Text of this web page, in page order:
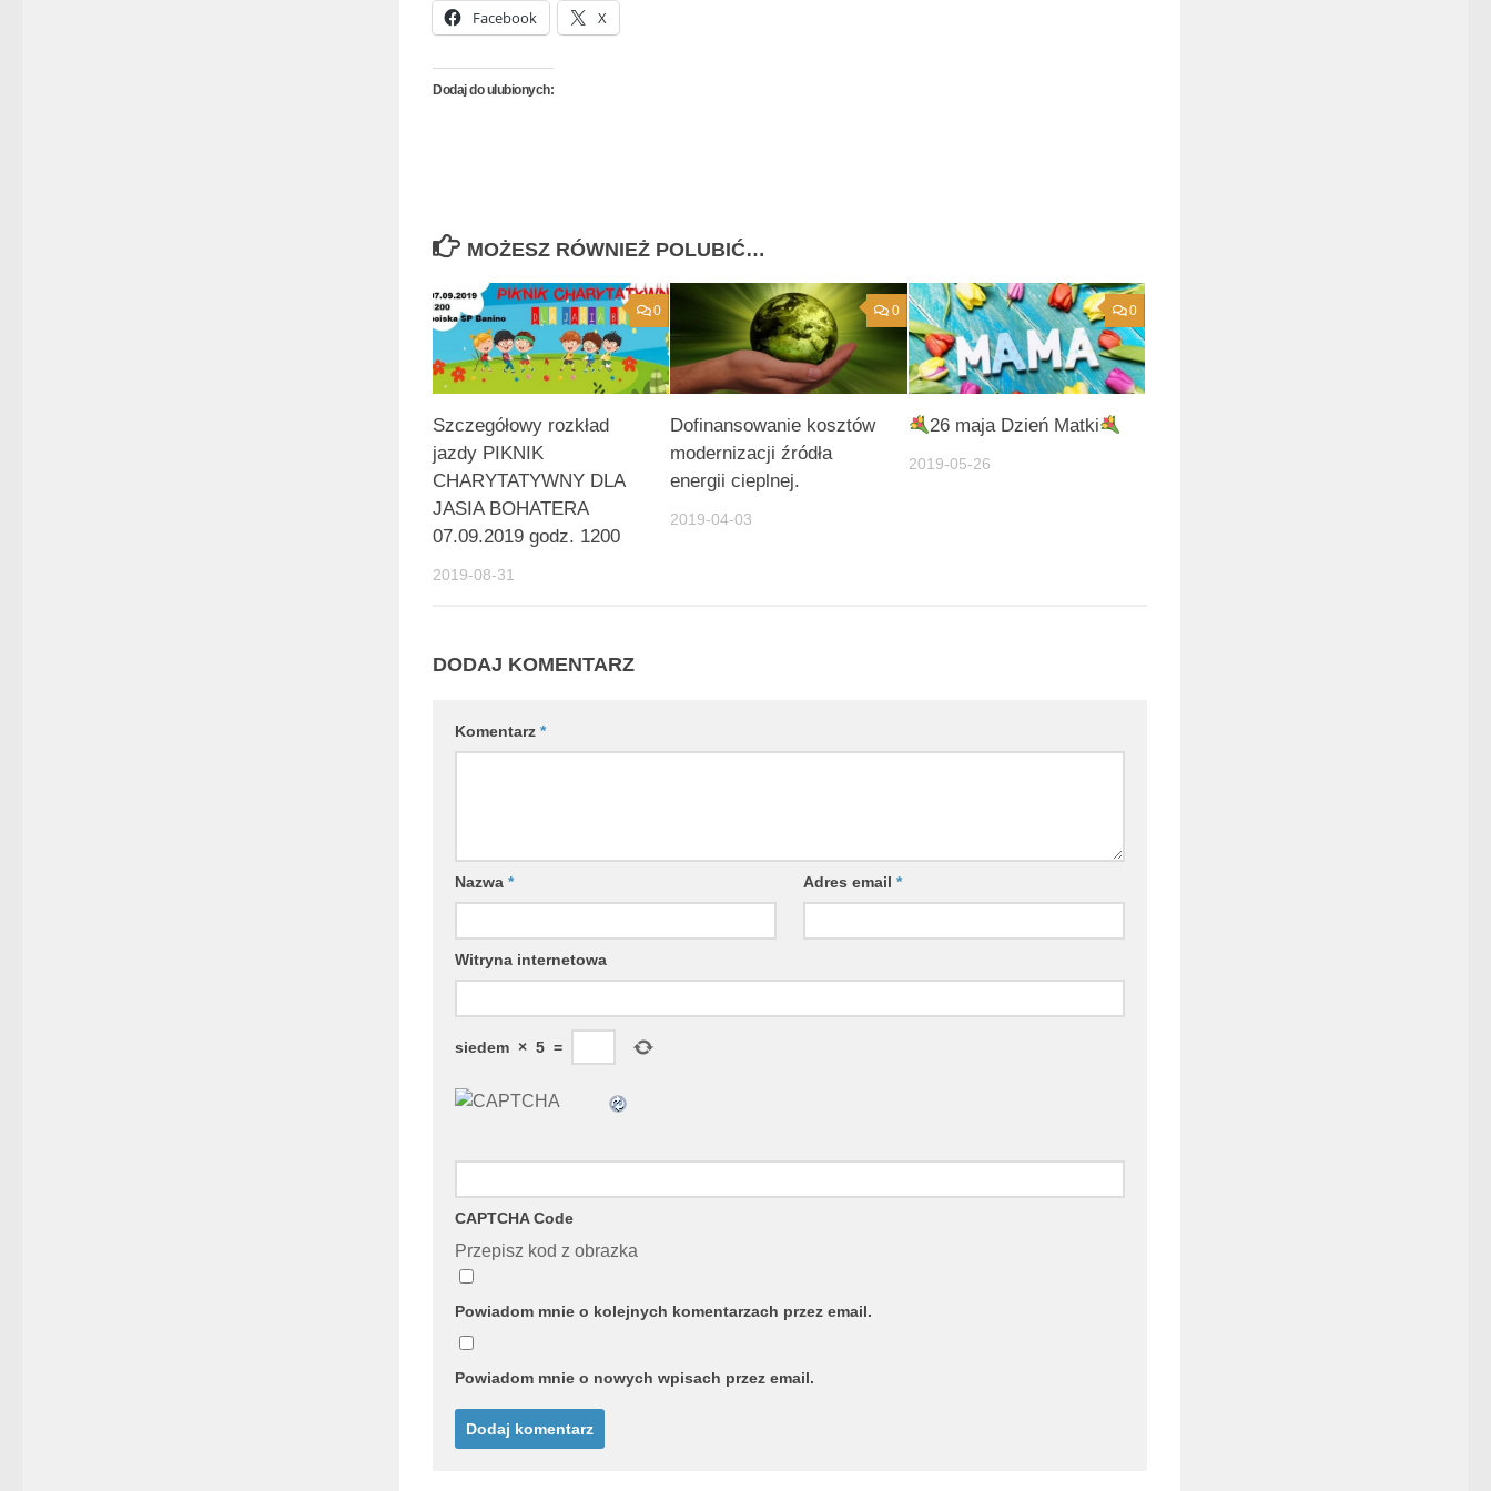
Facebook X
Dodaj do ulubionych:
MOŻESZ RÓWNIEŻ POLUBIĆ…
0
Szczegółowy rozkład
jazdy PIKNIK
CHARYTATYWNY DLA
JASIA BOHATERA
07.09.2019 godz. 1200
2019-08-31
0
Dofinansowanie kosztów
modernizacji źródła
energii cieplnej.
2019-04-03
0
26 maja Dzień Matki
2019-05-26
DODAJ KOMENTARZ
Komentarz *
Nazwa * Adres email*
Witryna internetowa
siedem × 5 =
CAPTCHA Code
Przepisz kod z obrazka
Powiadom mnie o kolejnych komentarzach przez email.
Powiadom mnie o nowych wpisach przez email.